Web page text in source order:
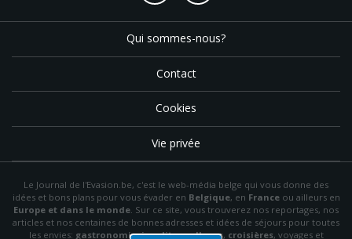
Qui sommes-nous?
Contact
Cookies
Vie privée
Le Journal de l'Evasion.be, c'est le web-média belge qui vous donne des
idées et bons plans pour vous évader en Belgique, en Franceou ailleurs en
Europe et dans le monde . Sur ce site, vous trouverez nos reportages, nos
articles et nos centaines de bonnes adresses et idées de séjours pour toutes
les envies: gastronomie,insolite,wellness, croisières, voyages et